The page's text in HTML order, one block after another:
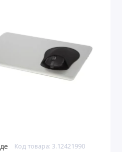
Код товара: 3.12421990